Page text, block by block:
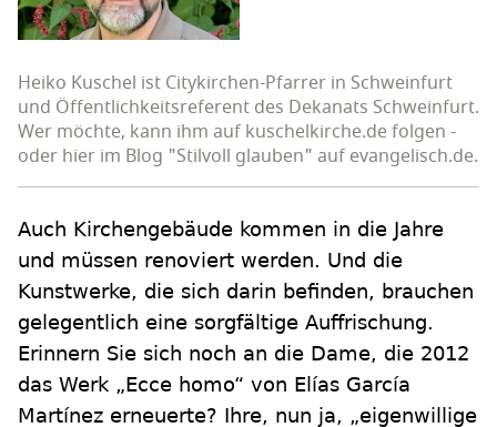
Heiko Kuschel ist Citykirchen-Pfarrer in Schweinfurt
und Öffentlichkeitsreferent des Dekanats Schweinfurt.
Wer möchte, kann ihm auf kuschelkirche.de folgen -
oder hier im Blog "Stilvoll glauben" auf evangelisch.de.
Auch Kirchengebäude kommen in die Jahre
und müssen renoviert werden. Und die
Kunstwerke, die sich darin befinden, brauchen
gelegentlich eine sorgfältige Auffrischung.
Erinnern Sie sich noch an die Dame, die 2012
das Werk „Ecce homo“ von Elías García
Martínez erneuerte? Ihre, nun ja, „eigenwillige